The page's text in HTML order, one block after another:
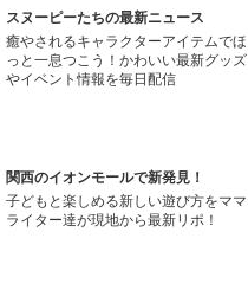
スヌーピーたちの最新ニュース
癒やされるキャラクターアイテムでほ
っと一息つこう！かわいい最新グッズ
やイベント情報を毎日配信
関西のイオンモールで新発見！
子どもと楽しめる新しい遊び方をママ
ライター達が現地から最新リポ！